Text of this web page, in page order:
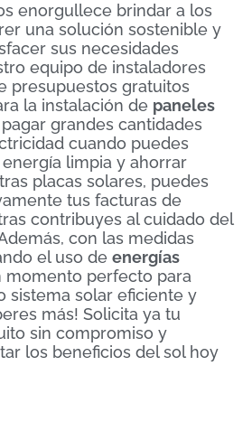
enorgullece brindar a los
una solución sostenible y
sus necesidades
equipo de instaladores
presupuestos gratuitos
la instalación de paneles
grandes cantidades
cuando puedes
limpia y ahorrar
placas solares, puedes
tus facturas de
contribuyes al cuidado del
con las medidas
el uso de energías
momento perfecto para
sistema solar eficiente y
más! Solicita ya tu
sin compromiso y
los beneficios del sol hoy